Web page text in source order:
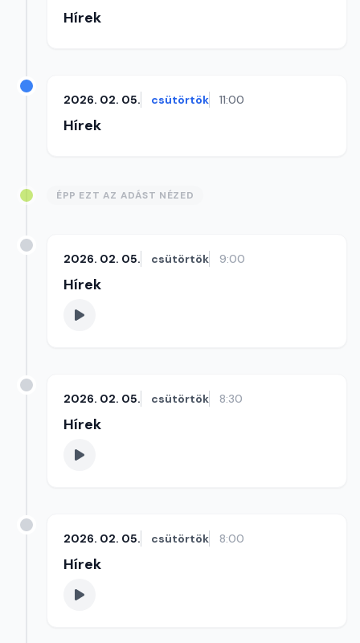
Hírek
2026. 02. 05. csütörtök 11:00
Hírek
ÉPP EZT AZ ADÁST NÉZED
2026. 02. 05. csütörtök 9:00
Hírek
2026. 02. 05. csütörtök 8:30
Hírek
2026. 02. 05. csütörtök 8:00
Hírek